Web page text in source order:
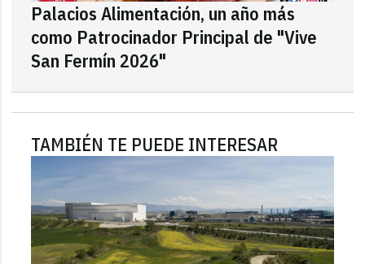
Palacios Alimentación, un año más
como Patrocinador Principal de "Vive
San Fermín 2026"
TAMBIÉN TE PUEDE INTERESAR